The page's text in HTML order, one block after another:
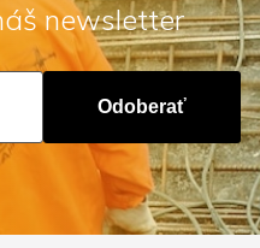
newsletter
Odoberať